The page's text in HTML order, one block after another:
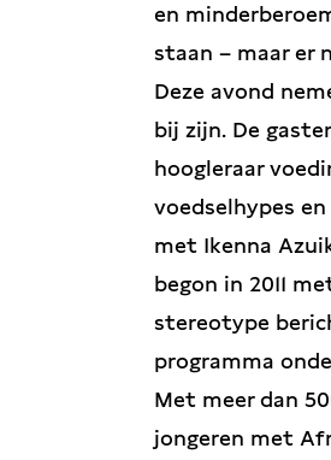
en
staan – maar er
Deze avond
bij zijn. De
hoogleraar
voedselhypes
met Ikenna
begon in 2011
stereotype
programma
Met meer dan
jongeren met